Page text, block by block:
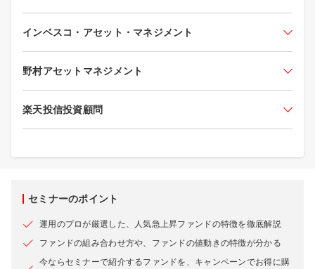
インベスコ・アセット・マネジメント
野村アセットマネジメント
楽天投信投資顧問
セミナーのポイント
運用のプロが厳選した、人気急上昇ファンドの特徴を徹底解説
ファンドの組み合わせ方や、ファンドの値動きの特徴が分かる
今ならセミナーで紹介するファンドを、キャンペーンでお得に購